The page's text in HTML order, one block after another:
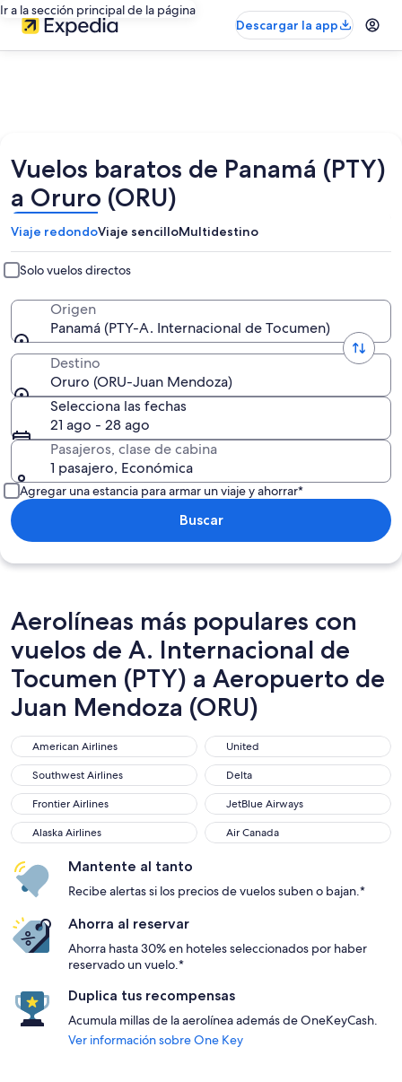
Ir a la sección principal de la página
Descargar la app
Vuelos baratos de Panamá (PTY)
a Oruro (ORU)
Viaje redondoViaje sencilloMultidestino
Solo vuelos directos
Origen
Panamá (PTY-A. Internacional de Tocumen)
Destino
Oruro (ORU-Juan Mendoza)
Selecciona las fechas
21 ago - 28 ago
Pasajeros, clase de cabina
1 pasajero, Económica
Agregar una estancia para armar un viaje y ahorrar*
Buscar
Aerolíneas más populares con
vuelos de A. Internacional de
Tocumen (PTY) a Aeropuerto de
Juan Mendoza (ORU)
American Airlines
American Airlines United
United
Southwest Airlines
Southwest Airlines Delta
Delta
Frontier Airlines
Frontier Airlines JetBlue Airways
JetBlue Airways
Alaska Airlines
Alaska Airlines Air Canada
Air Canada
Mantente al tanto
Recibe alertas si los precios de vuelos suben o bajan.*
Ahorra al reservar
Ahorra hasta 30% en hoteles seleccionados por haber
reservado un vuelo.*
Duplica tus recompensas
Acumula millas de la aerolínea además de OneKeyCash.
Ver información sobre One Key